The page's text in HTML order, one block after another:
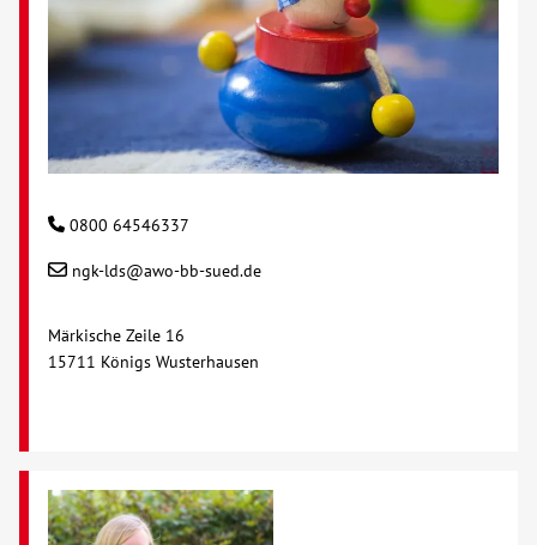
0800 64546337
ngk-lds@awo-bb-sued.de
Märkische Zeile 16
15711 Königs Wusterhausen